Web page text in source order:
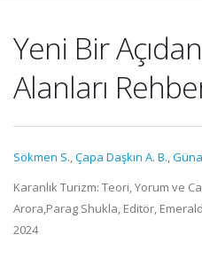
Yeni Bir
Alanları
Sökmen S.,Çapa Daşkın A. B.,
Karanlık Turizm: Teori, Yorum ve
Arora,Parag Shukla, Editör,
2024